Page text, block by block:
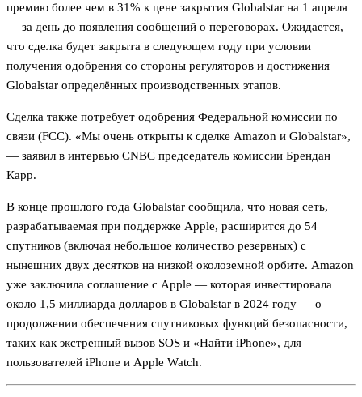
премию более чем в 31% к цене закрытия Globalstar на 1 апреля
— за день до появления сообщений о переговорах. Ожидается,
что сделка будет закрыта в следующем году при условии
получения одобрения со стороны регуляторов и достижения
Globalstar определённых производственных этапов.
Сделка также потребует одобрения Федеральной комиссии по
связи (FCC). «Мы очень открыты к сделке Amazon и Globalstar»,
— заявил в интервью CNBC председатель комиссии Брендан
Карр.
В конце прошлого года Globalstar сообщила, что новая сеть,
разрабатываемая при поддержке Apple, расширится до 54
спутников (включая небольшое количество резервных) с
нынешних двух десятков на низкой околоземной орбите. Amazon
уже заключила соглашение с Apple — которая инвестировала
около 1,5 миллиарда долларов в Globalstar в 2024 году — о
продолжении обеспечения спутниковых функций безопасности,
таких как экстренный вызов SOS и «Найти iPhone», для
пользователей iPhone и Apple Watch.